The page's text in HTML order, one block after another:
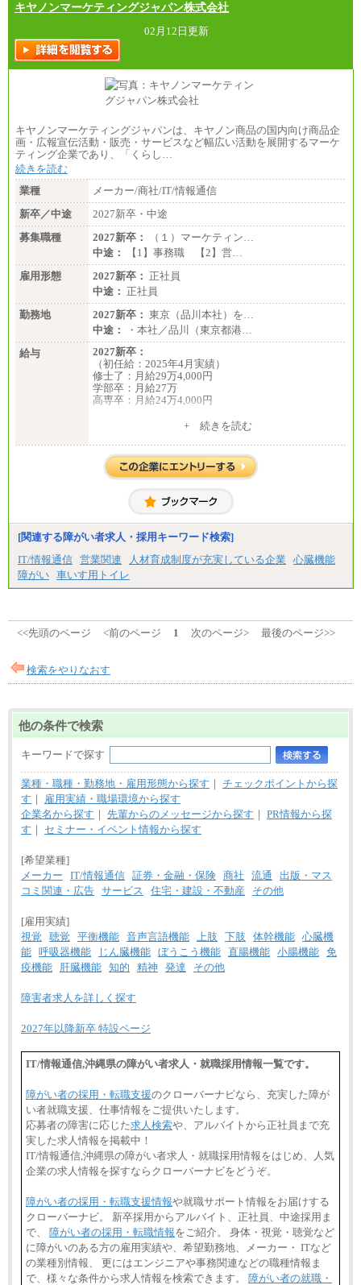
キヤノンマーケティングジャパン株式会社
02月12日更新
キヤノンマーケティングジャパンは、キヤノン商品の国内向け商品企
画・広報宣伝活動・販売・サービスなど幅広い活動を展開するマーケ
ティング企業であり、「くらし…
続きを読む
業種
メーカー/商社/IT/情報通信
新卒／中途
2027新卒・中途
募集職種
2027新卒：
（１）マーケティン…
中途：
【1】事務職 【2】営…
雇用形態
2027新卒： 正社員
中途： 正社員
勤務地
2027新卒： 東京（品川本社）を…
中途：
・本社／品川（東京都港…
給与
2027新卒：
（初任給：2025年4月実績）
修士了：月給29万4,000円
学部卒：月給27万
高専卒：月給24万4,000円
月給 250,000円～350,000円
想定年収 420万円～600万円
入社時の処遇（基本給・賞与）は経験・スキルを考
経験・スキルによっては、記載額を超える場合もあ
※試用期間中も給与に変更はございません。
+ 続きを読む
[関連する障がい者求人・採用キーワード検索]
IT/情報通信 営業関連 人材育成制度が充実している企業
心臓機能
障がい 車いす用トイレ
<<先頭のページ <前のページ 1 次のページ> 最後のページ>>
検索をやりなおす
他の条件で検索
キーワードで探す
業種・職種・勤務地・雇用形態から探す ｜ チェックポイントから探
す ｜
雇用実績・職場環境から探す
企業名から探す ｜ 先輩からのメッセージから探す ｜ PR情報から探
す ｜ セミナー・イベント情報から探す
[希望業種]
メーカー
IT/情報通信 証券・金融・保険 商社 流通
出版・マス
コミ関連・広告 サービス 住宅・建設・不動産 その他
[雇用実績]
視覚
聴覚 平衡機能 音声言語機能 上肢 下肢 体幹機能 心臓機
能 呼吸器機能 じん臓機能 ぼうこう機能 直腸機能 小腸機能 免
疫機能
肝臓機能 知的 精神 発達 その他
障害者求人を詳しく探す
2027年以降新卒 特設ページ
IT/情報通信,沖縄県の障がい者求人・就職採用情報一覧です。
障がい者の採用・転職支援のクローバーナビなら、充実した障が
い者就職支援、仕事情報をご提供いたします。
応募者の障害に応じた求人検索や、アルバイトから正社員まで充
実した求人情報を掲載中！
IT/情報通信,沖縄県の障がい者求人・就職採用情報をはじめ、人気
企業の求人情報を探すならクローバーナビをどうぞ。
障がい者の採用・転職支援情報や就職サポート情報をお届けする
クローバーナビ。 新卒採用からアルバイト、正社員、中途採用ま
で、 障がい者の採用・転職情報をご紹介。 身体・視覚・聴覚など
に障がいのある方の雇用実績や、希望勤務地、メーカー・ ITなど
の業種別情報、 更にはエンジニアや事務関連などの職種情報ま
で、様々な条件から求人情報を検索できます。 障がい者の就職・